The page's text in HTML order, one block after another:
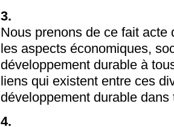
3.
Nous prenons de ce fait acte
les aspects économiques,
développement durable à
liens qui existent entre ces
développement durable
4.